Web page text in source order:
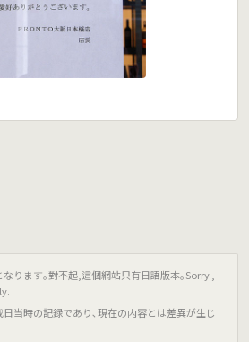
ります｡對不起,這個網站只有日語版本｡Sorry ,
当時の記録であり､現在の内容とは差異が生じ